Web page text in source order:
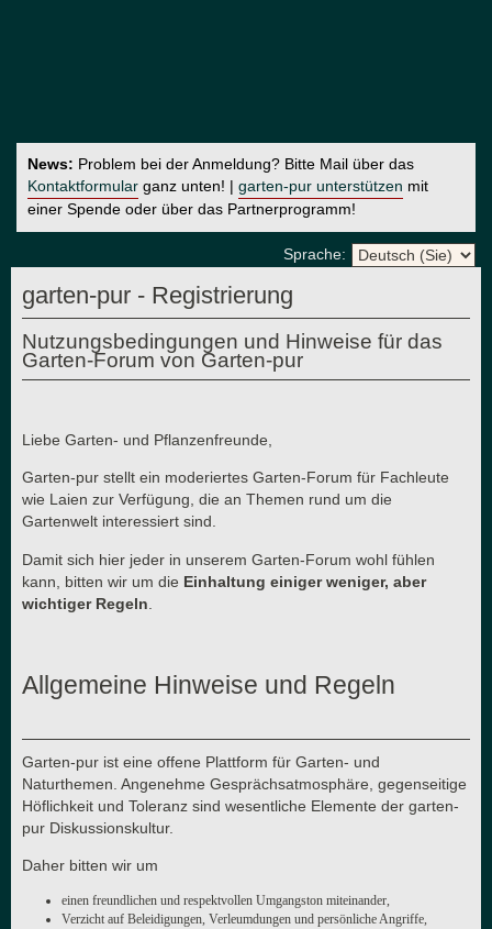
News: Problem bei der Anmeldung? Bitte Mail über das
Kontaktformular ganz unten! | garten-pur unterstützen mit
einer Spende oder über das Partnerprogramm!
Sprache:
garten-pur - Registrierung
Nutzungsbedingungen und Hinweise für das
Garten-Forum von Garten-pur
Liebe Garten- und Pflanzenfreunde,
Garten-pur stellt ein moderiertes Garten-Forum für Fachleute
wie Laien zur Verfügung, die an Themen rund um die
Gartenwelt interessiert sind.
Damit sich hier jeder in unserem Garten-Forum wohl fühlen
kann, bitten wir um die Einhaltung einiger weniger, aber
wichtiger Regeln
Allgemeine Hinweise und Regeln
Garten-pur ist eine offene Plattform für Garten- und
Naturthemen. Angenehme Gesprächsatmosphäre, gegenseitige
Höflichkeit und Toleranz sind wesentliche Elemente der garten-
pur Diskussionskultur.
Daher bitten wir um
einen freundlichen und respektvollen Umgangston miteinander,
Verzicht auf Beleidigungen, Verleumdungen und persönliche Angriffe,